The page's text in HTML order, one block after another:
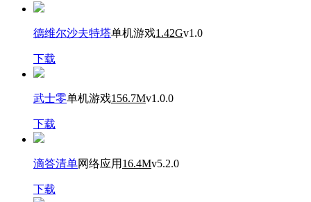
德维尔沙夫特塔单机游戏1.42Gv1.0
下载
武士零单机游戏156.7Mv1.0.0
下载
滴答清单网络应用 16.4Mv5.2.0
下载